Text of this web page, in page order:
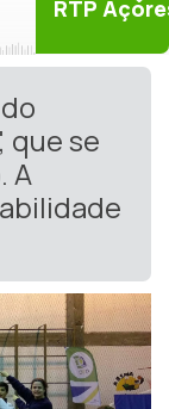
RTP
que se
A